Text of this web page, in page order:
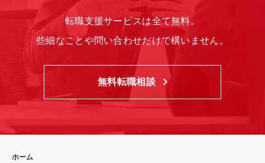
転職支援サービスは全て無料。
些細なことや問い合わせだけで構いません。
無料転職相談
ホーム